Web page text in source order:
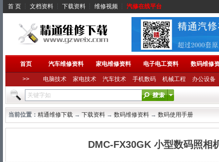
首 页 ┆ 文档资料 ┆ 下载资料 ┆ 维修视频 ┆ 汽修在线平台
首页 汽车维修资料 家电维修资料 电子电工资料 数码维修
>> 电脑技术 家电技术 汽车技术 手机数码 机械工程 办公设备
当前位置： 精通维修下载 → 下载资料 → 数码维修资料 → 数码使用手册
DMC-FX30GK 小型数码照相